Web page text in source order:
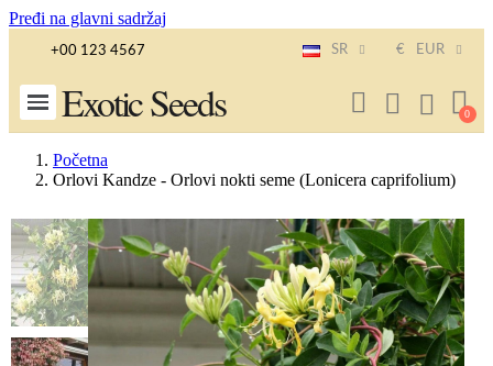
Pređi na glavni sadržaj
+00 123 4567 SR € EUR
Exotic Seeds
Početna
Orlovi Kandze - Orlovi nokti seme (Lonicera caprifolium)